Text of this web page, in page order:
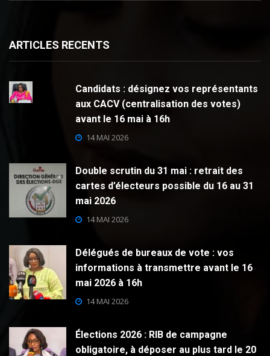
ARTICLES RECENTS
Candidats : désignez vos représentants
aux CACV (centralisation des votes)
avant le 16 mai à 16h
14 MAI 2026
Double scrutin du 31 mai : retrait des
cartes d’électeurs possible du 16 au 31
mai 2026
14 MAI 2026
Délégués de bureaux de vote : vos
informations à transmettre avant le 16
mai 2026 à 16h
14 MAI 2026
Élections 2026 : RIB de campagne
obligatoire, à déposer au plus tard le 20